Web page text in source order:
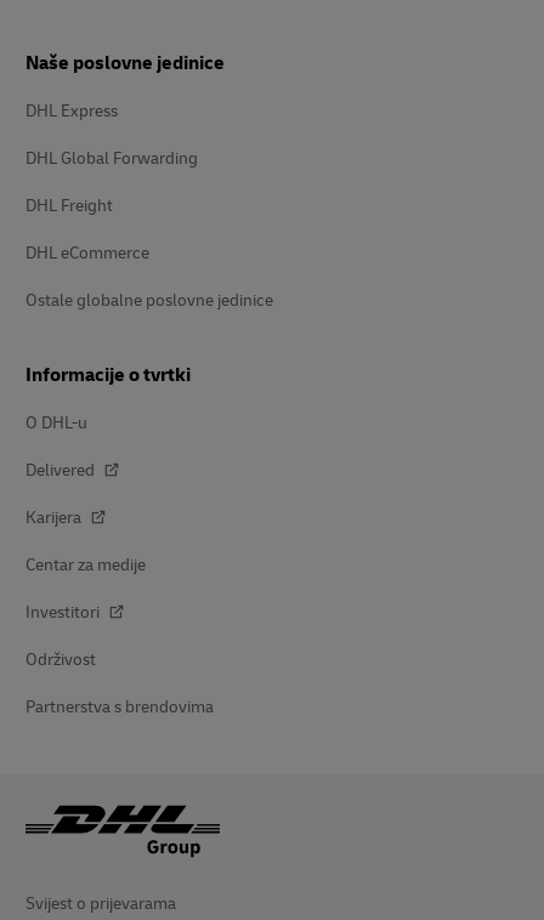
Naše poslovne jedinice
DHL Express
DHL Global Forwarding
DHL Freight
DHL eCommerce
Ostale globalne poslovne jedinice
Informacije o tvrtki
O DHL-u
Delivered
Karijera
Centar za medije
Investitori
Održivost
Partnerstva s brendovima
Svijest o prijevarama